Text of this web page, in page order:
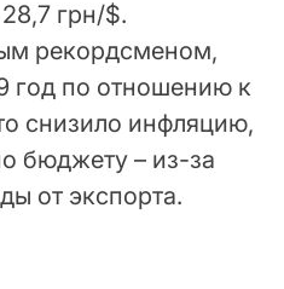
грн/$.
рекордсменом,
год по отношению к
снизило инфляцию,
бюджету – из-за
от экспорта.